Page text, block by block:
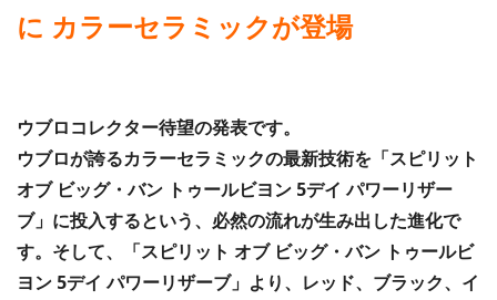
に カラーセラミックが登場
ウブロコレクター待望の発表です。
ウブロが誇るカラーセラミックの最新技術を「スピリット
オブ ビッグ・バン トゥールビヨン 5デイ パワーリザー
ブ」に投入するという、必然の流れが生み出した進化で
す。そして、「スピリット オブ ビッグ・バン トゥールビ
ヨン 5デイ パワーリザーブ」より、レッド、ブラック、イ